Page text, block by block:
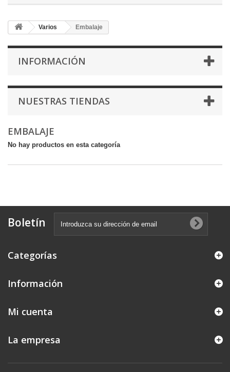
Varios Embalaje
INFORMACIÓN
NUESTRAS TIENDAS
EMBALAJE
No hay productos en esta categoría
Boletín
Categorías
Información
Mi cuenta
La empresa